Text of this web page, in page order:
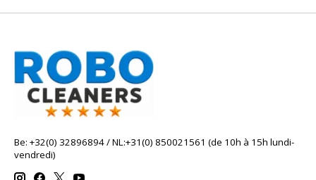
Be: +32(0) 32896894 / NL:+31(0) 850021561 (de 10h à 15h lundi-
vendredi)